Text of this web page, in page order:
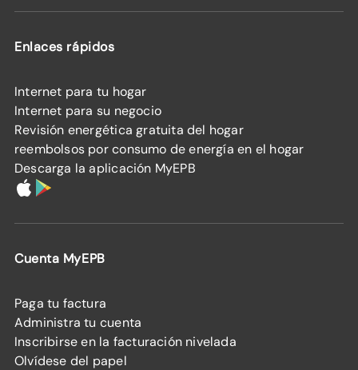
Enlaces rápidos
Internet para tu hogar
Internet para su negocio
Revisión energética gratuita del hogar
reembolsos por consumo de energía en el hogar
Descarga la aplicación MyEPB
Cuenta MyEPB
Paga tu factura
Administra tu cuenta
Inscribirse en la facturación nivelada
Olvídese del papel